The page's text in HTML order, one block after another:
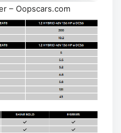
– Oopscars.com